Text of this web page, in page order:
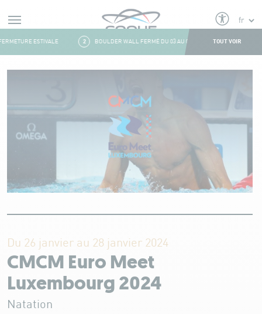
ESTIVALE 2 BOULDER WALL FERMÉ DU 03 AU 09 AOÛT 3
TOUT VOIR
Du 26 janvier au 28 janvier 2024
CMCM Euro Meet
Luxembourg 2024
Natation